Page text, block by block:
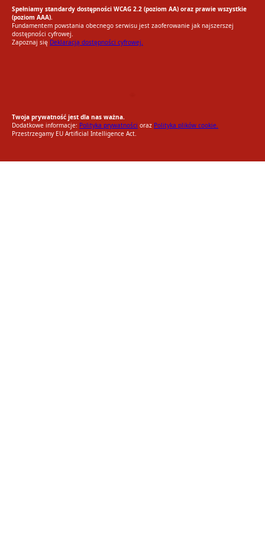
Spełniamy standardy dostępności WCAG 2.2 (poziom AA) oraz prawie wszystkie
(poziom AAA).
Fundamentem powstania obecnego serwisu jest zaoferowanie jak najszerszej
dostępności cyfrowej.
Zapoznaj się Deklaracją dostępności cyfrowej.
Twoja prywatność jest dla nas ważna.
Dodatkowe informacje: Polityka prywatności oraz Polityka plików cookie.
Przestrzegamy EU Artificial Intelligence Act.